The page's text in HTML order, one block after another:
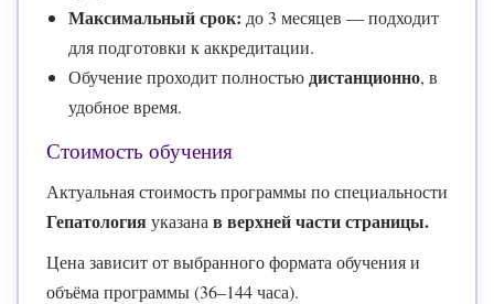
Максимальный срок: до 3 месяцев — подходит
для подготовки к аккредитации.
Обучение проходит полностьюдистанционно, в
удобное время.
Стоимость обучения
Актуальная стоимость программы по специальности
Гепатологияуказана в верхней части страницы.
Цена зависит от выбранного формата обучения и
объёма программы (36–144 часа).